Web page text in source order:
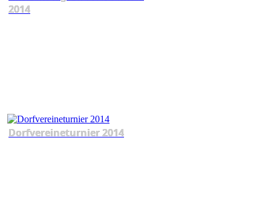
2014
Dorfvereineturnier 2014